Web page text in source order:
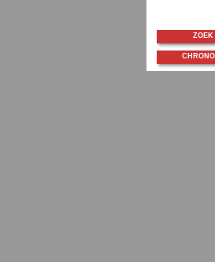
ZOEK